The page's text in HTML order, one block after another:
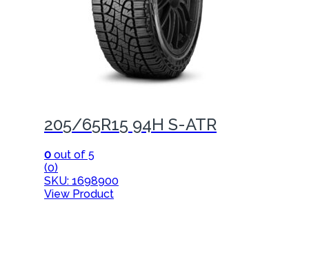
205/65R15 94H S-ATR
0 out of 5
(0)
SKU: 1698900
View Product